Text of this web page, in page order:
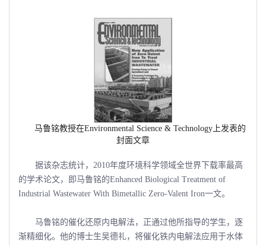
马鲁铭教授在Environmental Science & Technology上发表的
封面文章
据该杂志统计，2010年度环境科学领域全世界下载率最高
的学术论文，即马鲁铭的Enhanced Biological Treatment of
Industrial Wastewater With Bimetallic Zero-Valent Iron一文。
马鲁铭的催化还原内电解法，正通过他所指导的学生，逐
渐精细化。他的博士生吴德礼，将催化铁内电解法应用于水体